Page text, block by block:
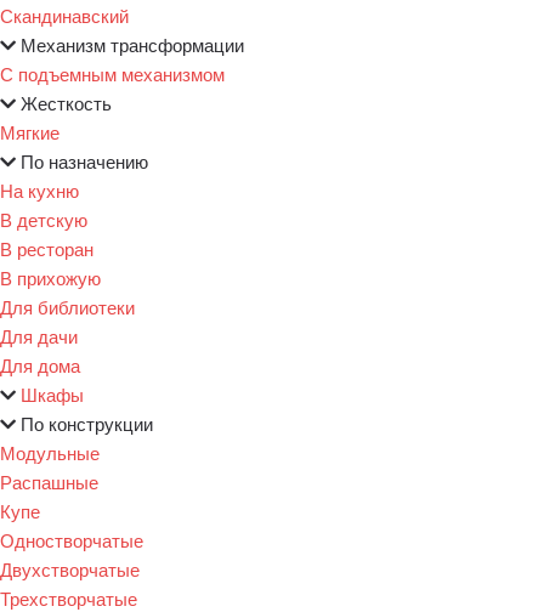
Скандинавский
Механизм трансформации
С подъемным механизмом
Жесткость
Мягкие
По назначению
На кухню
В детскую
В ресторан
В прихожую
Для библиотеки
Для дачи
Для дома
Шкафы
По конструкции
Модульные
Распашные
Купе
Одностворчатые
Двухстворчатые
Трехстворчатые